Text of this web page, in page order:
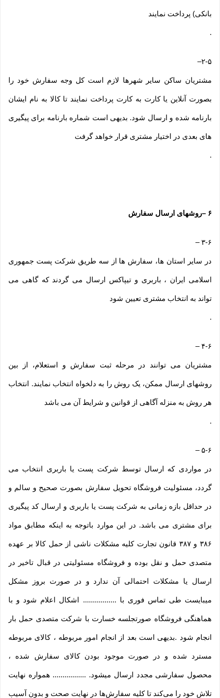
بانکی) پرداخت نمایند
.
۲-۵–
مشتریان ساکن سایر شهرها لازم است کل وجه سفارش خود را
بصورت آنلاین یا کارت به کارت پرداخت نمایند تا کالا به نام ایشان
بارنامه شده و ارسال شود. بدیهی است شماره بارنامه برای پیگیری
های بعدی در اختیار مشتری قرار خواهد گرفت
.
۶ –روشهای ارسال سفارش
۳-۶–
در سایر استان ها، سفارش ها از سه طریق شرکت پست جمهوری
اسلامی ایران ، باربری و تیپاکس ارسال می گردند که گاهی می
تواند به انتخاب مشتری تعیین شود
.
۴-۶–
مشتریان می توانند در مرحله ثبت سفارش و استعلام، از بین
روشهای ارسال ممکن، یک روش را به دلخواه انتخاب نمایند. انتخاب
هر روش به منزله آگاهی از قوانین و شرایط آن می باشد
.
۵-۶–
در مواردی که ارسال توسط شرکت پست یا باربری انتخاب می
گردد، مسئولیت فروشگاه تحویل سفارش بصورت صحیح و سالم و
در حداقل بازه زمانی به شرکت پست یا باربری و ارسال کد پیگیری
برای مشتری می باشد. در این موارد باتوجه به اینکه مطابق مواد
۳۸۶ و ۳۸۷ قانون تجارت کلیه مشکلات ناشی از حمل کالا بر عهده
متصدی حمل و نقل بوده و فروشگاه مسئولیتی در قبال تاخیر در
ارسال یا مشکلات احتمالی آن ندارد و در صورت بروز مشکل
میبایست طی تماس فوری با ................. اشکال اعلام شود و با
هماهنگی فروشگاه صورتجلسه خسارت با شرکت متصدی حمل بار
انجام شود .بدیهی است بعد از انجام امور مربوطه ، کالای مربوطه
مسترد شده و در صورت موجود بودن کالای سفارش شده ،
محصول سفارشی مجدد ارسال میشود. ................. همواره نهایت
تلاش خود را می‏‌کند تا کلیه سفارش‏‌ها در نهایت صحت و بدون آسیب